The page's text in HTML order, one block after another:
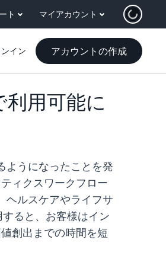
ト マイアカウント
イン アカウントの作成
用可能に
ようになったことを発
ィクスワークフロー
ヘルスケアやライフサ
ると、お客様はイン
創出までの時間を短